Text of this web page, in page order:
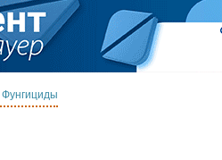
Фунгициды